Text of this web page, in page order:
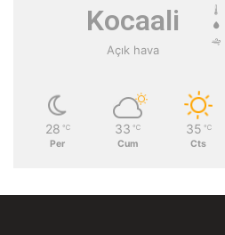
Kocaali
Açık hava
28 ℃
Per
33 ℃
Cum
35 ℃
Cts